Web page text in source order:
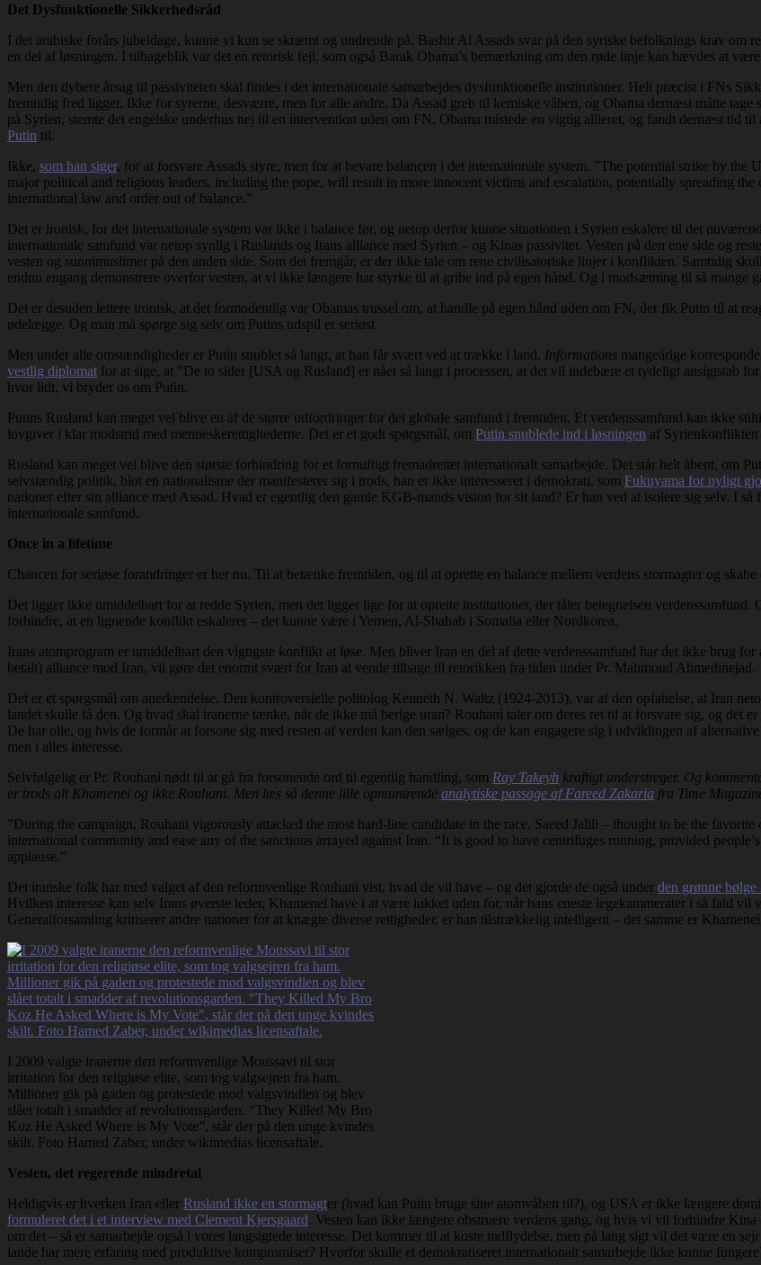
Det Dysfunktionelle Sikkerhedsråd
I det arabiske forårs jubeldage, kunne vi kun se skræmt og undrende på, Bashir Al Assads svar på den syriske befolknings krav om
en del af løsningen. I tilbageblik var det en retorisk fejl, som også Barak Obama’s bemærkning om den røde linje kan hævdes at
Men den dybere årsag til passiviteten skal findes i det internationale samarbejdes dysfunktionelle institutioner. Helt præcist i FNs
fremtidig fred ligger. Ikke for syrerne, desværre, men for alle andre. Da Assad greb til kemiske våben, og Obama dernæst måtte
på Syrien, stemte det engelske underhus nej til en intervention uden om FN. Obama mistede en vigtig allieret, og fandt dernæst tid til
Putin til.
Ikke, som han siger, for at forsvare Assads styre, men for at bevare balancen i det internationale system. ”The potential strike by
major political and religious leaders, including the pope, will result in more innocent victims and escalation, potentially spreading
international law and order out of balance.”
Det er ironisk, for det internationale system var ikke i balance før, og netop derfor kunne situationen i Syrien eskalere til det
internationale samfund var netop synlig i Ruslands og Irans alliance med Syrien – og Kinas passivitet. Vesten på den ene side og
vesten og sunnimuslimer på den anden side. Som det fremgår, er der ikke tale om rene civilisatoriske linjer i konflikten. Samtidig
endnu engang demonstrere overfor vesten, at vi ikke længere har styrke til at gribe ind på egen hånd. Og i modsætning til så mange
Det er desuden lettere ironisk, at det formodentlig var Obamas trussel om, at handle på egen hånd uden om FN, der fik Putin til at
ødelægge. Og man må spørge sig selv om Putins udspil er seriøst.
Men under alle omstændigheder er Putin snublet så langt, at han får svært ved at trække i land. Informations mangeårige
vestlig diplomat for at sige, at ”De to sider [USA og Rusland] er nået så langt i processen, at det vil indebære et tydeligt ansigtstab
hvor lidt, vi bryder os om Putin.
Putins Rusland kan meget vel blive en af de større udfordringer for det globale samfund i fremtiden. Et verdenssamfund kan ikke
lovgiver i klar modstrid med menneskerettighederne. Det er et godt spørgsmål, om Putin snublede ind i løsningen af Syrienkonflikten
Rusland kan meget vel blive den største forhindring for et fornuftigt fremadrettet internationalt samarbejde. Det står helt åbent, om
selvstændig politik, blot en nationalisme der manifesterer sig i trods, han er ikke interesseret i demokrati, som Fukuyama for nyligt
nationer efter sin alliance med Assad. Hvad er egentlig den gamle KGB-mands vision for sit land? Er han ved at isolere sig selv. I
internationale samfund.
Once in a lifetime
Chancen for seriøse forandringer er her nu. Til at betænke fremtiden, og til at oprette en balance mellem verdens stormagter og
Det ligger ikke umiddelbart for at redde Syrien, men det ligger lige for at oprette institutioner, der tåler betegnelsen
forhindre, at en lignende konflikt eskalerer – det kunne være i Yemen, Al-Shahab i Somalia eller Nordkorea.
Irans atomprogram er umiddelbart den vigtigste konflikt at løse. Men bliver Iran en del af dette verdenssamfund har det ikke brug
betalt) alliance mod Iran, vil gøre det enormt svært for Iran at vende tilbage til retorikken fra tiden under Pr. Mahmoud Ahmedinejad.
Det er et spørgsmål om anerkendelse. Den kontroversielle politolog Kenneth N. Waltz (1924-2013), var af den opfattelse, at Iran
landet skulle få den. Og hvad skal iranerne tænke, når de ikke må berige uran? Rouhani taler om deres ret til at forsvare sig, og det
De har olie, og hvis de formår at forsone sig med resten af verden kan den sælges, og de kan engagere sig i udviklingen af
men i alles interesse.
Selvfølgelig er Pr. Rouhani nødt til at gå fra forsonende ord til egentlig handling, som Ray Takeyh kraftigt understreger. Og
er trods alt Khamenei og ikke Rouhani. Men læs så denne lille opmuntrende analytiske passage af Fareed Zakaria fra Time
”During the campaign, Rouhani vigorously attacked the most hard-line candidate in the race, Saeed Jalili – thought to be the
international community and ease any of the sanctions arrayed against Iran. “It is good to have centrifuges running, provided
applause.”
Det iranske folk har med valget af den reformvenlige Rouhani vist, hvad de vil have – og det gjorde de også under den grønne bølge
Hvilken interesse kan selv Irans øverste leder, Khamenei have i at være lukket uden for, når hans eneste legekammerater i så fald
Generalforsamling kritiserer andre nationer for at knægte diverse rettigheder, er han tilstrækkelig intelligent – det samme er
I 2009 valgte iranerne den reformvenlige Moussavi til stor
irritation for den religiøse elite, som tog valgsejren fra ham.
Millioner gik på gaden og protestede mod valgsvindlen og blev
slået totalt i smadder af revolutionsgarden. “They Killed My Bro
Koz He Asked Where is My Vote”, står der på den unge kvindes
skilt. Foto Hamed Zaber, under wikimedias licensaftale.
Vesten, det regerende mindretal
Heldigvis er hverken Iran eller Rusland ikke en stormagter (hvad kan Putin bruge sine atomvåben til?), og USA er ikke længere
formuleret det i et interview med Clement Kjersgaard. Vesten kan ikke længere obstruere verdens gang, og hvis vi vil forhindre
om det – så er samarbejde også i vores langsigtede interesse. Det kommer til at koste indflydelse, men på lang sigt vil det være en
lande har mere erfaring med produktive kompromiser? Hvorfor skulle et demokratiseret internationalt samarbejde ikke kunne